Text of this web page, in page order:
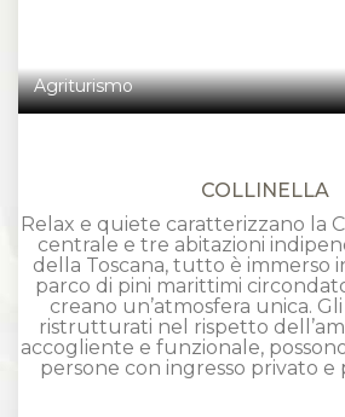
Agriturismo
COLLINELLA
Relax e quiete caratterizzano la
centrale e tre abitazioni
della Toscana, tutto è immerso
parco di pini marittimi
creano un’atmosfera unica.
ristrutturati nel rispetto
accogliente e funzionale,
persone con ingresso privato e